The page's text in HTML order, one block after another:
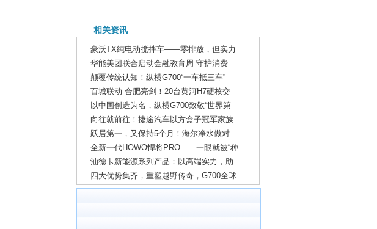
相关资讯
豪沃TX纯电动搅拌车——零排放，但实力
华能美团联合启动金融教育周 守护消费
颠覆传统认知！纵横G700“一车抵三车”
百城联动 合肥亮剑！20台黄河H7硬核交
以中国创造为名，纵横G700致敬“世界第
向往就前往！捷途汽车以方盒子冠军家族
跃居第一，又保持5个月！海尔净水做对
全新一代HOWO悍将PRO——一眼就被“种
汕德卡新能源系列产品：以高端实力，助
四大优势集齐，重塑越野传奇，G700全球